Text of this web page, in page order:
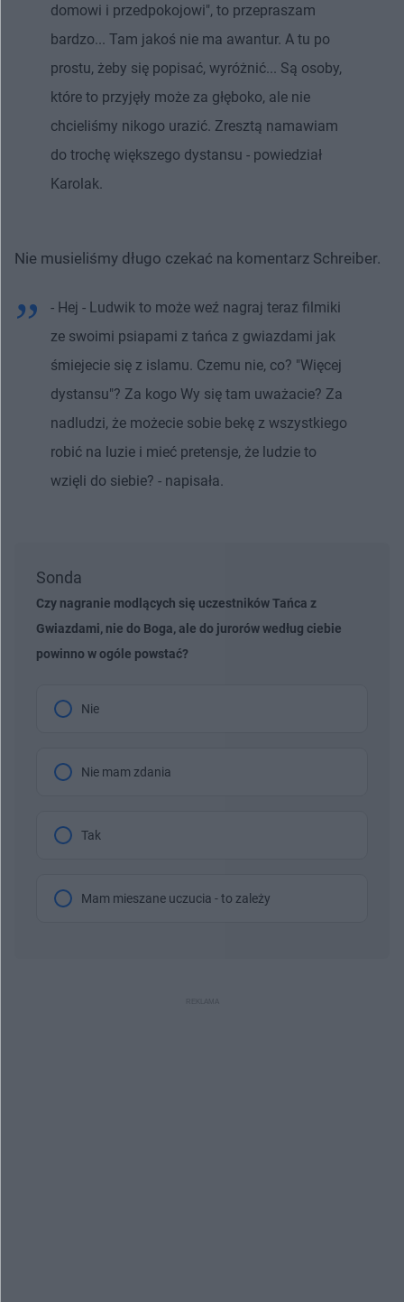
domowi i przedpokojowi", to przepraszam
bardzo... Tam jakoś nie ma awantur. A tu po
prostu, żeby się popisać, wyróżnić... Są osoby,
które to przyjęły może za głęboko, ale nie
chcieliśmy nikogo urazić. Zresztą namawiam
do trochę większego dystansu - powiedział
Karolak.
Nie musieliśmy długo czekać na komentarz Schreiber.
- Hej - Ludwik to może weź nagraj teraz filmiki
ze swoimi psiapami z tańca z gwiazdami jak
śmiejecie się z islamu. Czemu nie, co? "Więcej
dystansu"? Za kogo Wy się tam uważacie? Za
nadludzi, że możecie sobie bekę z wszystkiego
robić na luzie i mieć pretensje, że ludzie to
wzięli do siebie? - napisała.
Sonda
Czy nagranie modlących się uczestników Tańca z
Gwiazdami, nie do Boga, ale do jurorów według ciebie
powinno w ogóle powstać?
Nie
Nie mam zdania
Tak
Mam mieszane uczucia - to zależy